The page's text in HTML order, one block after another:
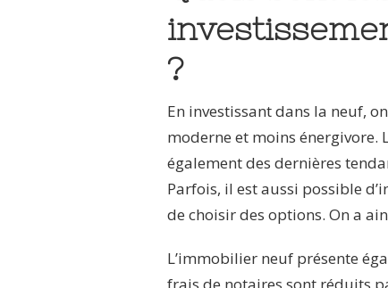
?
En investissant dans la neuf,
moderne et moins énergivore.
également des dernières
Parfois, il est aussi possible
de choisir des options. On a
L’immobilier neuf présente